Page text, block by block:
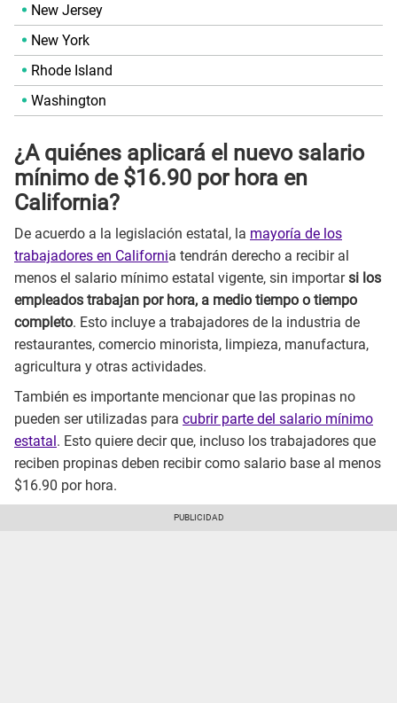
New Jersey
New York
Rhode Island
Washington
¿A quiénes aplicará el nuevo salario
mínimo de $16.90 por hora en
California?
De acuerdo a la legislación estatal, la mayoría de los
trabajadores en California tendrán derecho a recibir al
menos el salario mínimo estatal vigente, sin importarsi los
empleados trabajan por hora, a medio tiempo o tiempo
completo. Esto incluye a trabajadores de la industria de
restaurantes, comercio minorista, limpieza, manufactura,
agricultura y otras actividades.
También es importante mencionar que las propinas no
pueden ser utilizadas para cubrir parte del salario mínimo
estatal. Esto quiere decir que, incluso los trabajadores que
reciben propinas deben recibir como salario base al menos
$16.90 por hora.